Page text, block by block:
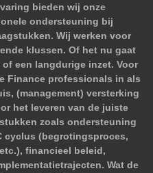
bieden wij onze
ondersteuning bij
Wij werken voor
klussen. Of het nu gaat
een langdurige inzet. Voor
Finance professionals in als
(management) versterking
het leveren van de juiste
zoals ondersteuning
cyclus (begrotingsproces,
financieel beleid,
Wat de